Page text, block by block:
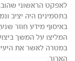
לאפקט הראשוני
בתסמינים היה יציב
באיסוף מידע חוזר
המליצו על המשך
במטרה לאשר את
הארוך.